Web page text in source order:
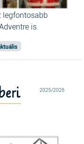
legfontosabb
is.
2025/2026